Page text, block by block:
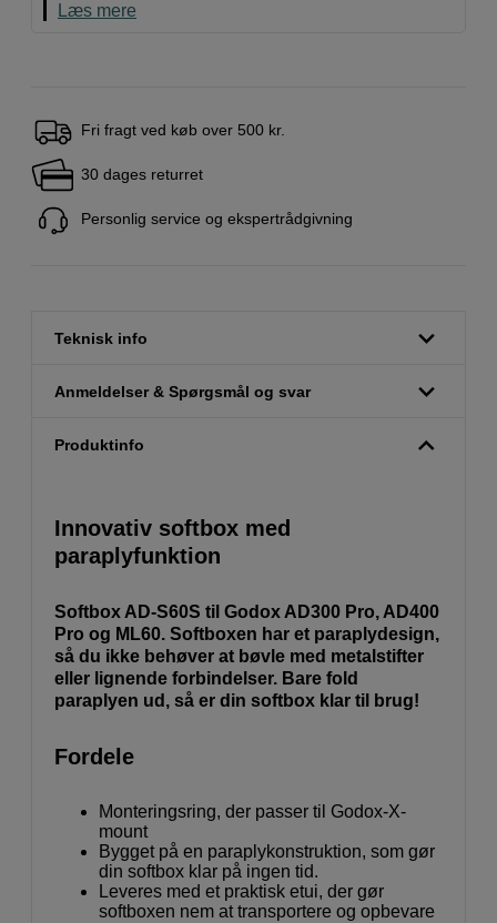
Læs mere
Fri fragt ved køb over 500 kr.
30 dages returret
Personlig service og ekspertrådgivning
Teknisk info
Anmeldelser & Spørgsmål og svar
Produktinfo
Innovativ softbox med
paraplyfunktion
Softbox AD-S60S til Godox AD300 Pro, AD400
Pro og ML60. Softboxen har et paraplydesign,
så du ikke behøver at bøvle med metalstifter
eller lignende forbindelser. Bare fold
paraplyen ud, så er din softbox klar til brug!
Fordele
Monteringsring, der passer til Godox-X-
mount
Bygget på en paraplykonstruktion, som gør
din softbox klar på ingen tid.
Leveres med et praktisk etui, der gør
softboxen nem at transportere og opbevare